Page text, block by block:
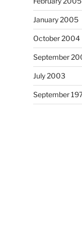
January 2005
October 2004
September
July 2003
September